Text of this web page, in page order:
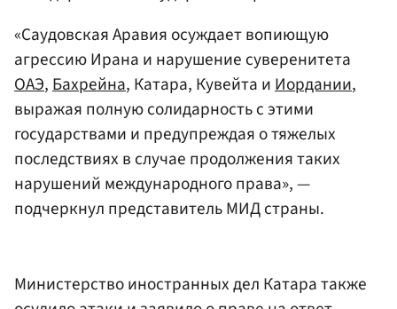
«Саудовская Аравия осуждает вопиющую
агрессию Ирана и нарушение суверенитета
ОАЭ,Бахрейна, Катара, Кувейта иИордании,
выражая полную солидарность с этими
государствами и предупреждая о тяжелых
последствиях в случае продолжения таких
нарушений международного права», —
подчеркнул представитель МИД страны.
Министерство иностранных дел Катара также